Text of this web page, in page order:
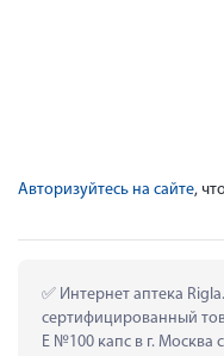
Авторизуйтесь на сайте,
Интернет аптека
сертифицированный
Е №100 капс в г. Москва